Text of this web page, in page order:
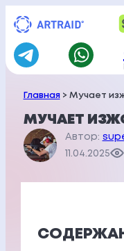
Перейти
содержимому
Главная> Мучает
МУЧАЕТ
Автор:
11.04.2025